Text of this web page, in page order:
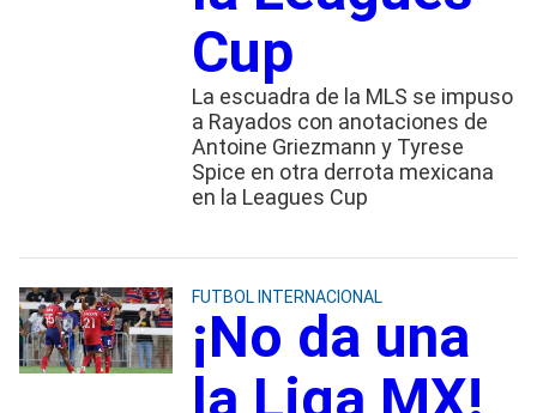
Cup
La escuadra de la MLS se impuso
a Rayados con anotaciones de
Antoine Griezmann y Tyrese
Spice en otra derrota mexicana
en la Leagues Cup
FUTBOL INTERNACIONAL
¡No da una
la Liga MX!